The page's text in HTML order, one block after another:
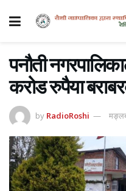
पनौती
करोड रुपैया
by RadioRoshi